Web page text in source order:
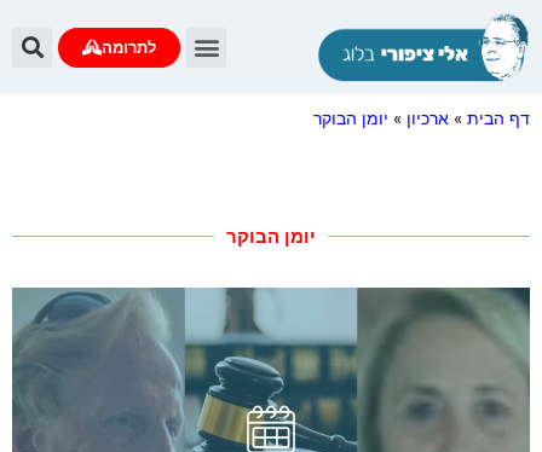
לתרומה
דף הבית » ארכיון » יומן הבוקר
יומן הבוקר